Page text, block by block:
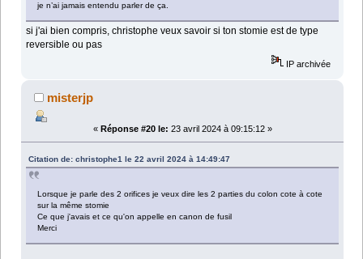
je n’ai jamais entendu parler de ça.
si j'ai bien compris, christophe veux savoir si ton stomie est de type
reversible ou pas
IP archivée
misterjp
« Réponse #20 le: 23 avril 2024 à 09:15:12 »
Citation de: christophe1 le 22 avril 2024 à 14:49:47
Lorsque je parle des 2 orifices je veux dire les 2 parties du colon cote à cote
sur la même stomie
Ce que j'avais et ce qu'on appelle en canon de fusil
Merci